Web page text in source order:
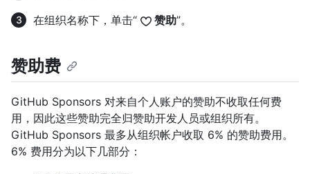
在组织名称下，单击“
赞助”。
赞助费
GitHub Sponsors 对来自个人账户的赞助不收取任何费
用，因此这些赞助完全归赞助开发人员或组织所有。
GitHub Sponsors 最多从组织帐户收取 6% 的赞助费用。
6% 费用分为以下几部分：